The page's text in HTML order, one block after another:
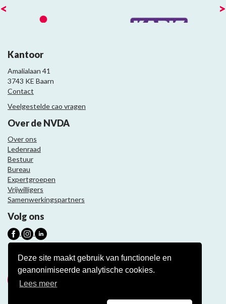
Deze site maakt gebruik van functionele en
geanonimiseerde analytische cookies.
Lees meer
< >
Kantoor
Amalialaan 41
3743 KE Baarn
Contact
Veelgestelde cao vragen
Over de NVDA
Over ons
Ledenraad
Bestuur
Bureau
Expertgroepen
Vrijwilligers
Samenwerkingspartners
Volg ons
Nieuwsbrief
Meld je aan